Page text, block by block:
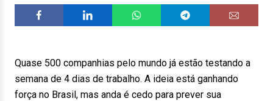
Quase 500 companhias pelo mundo já estão testando a
semana de 4 dias de trabalho. A ideia está ganhando
força no Brasil, mas anda é cedo para prever sua